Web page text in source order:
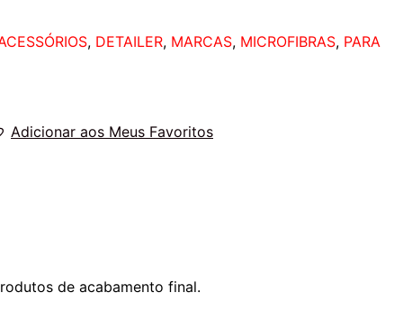
, DETAILER, MARCAS, MICROFIBRAS, PARA
Adicionar aos Meus Favoritos
de acabamento final.